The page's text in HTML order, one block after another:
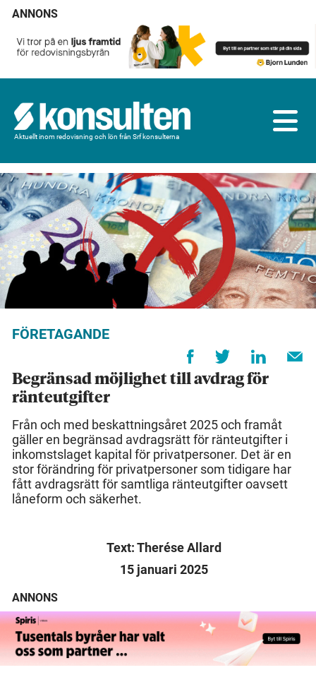
ANNONS
Aktuellt inom redovisning och lön från Srf konsulterna
FÖRETAGANDE
Begränsad möjlighet till avdrag för
ränteutgifter
Från och med beskattningsåret 2025 och framåt
gäller en begränsad avdragsrätt för ränteutgifter i
inkomstslaget kapital för privatpersoner. Det är en
stor förändring för privatpersoner som tidigare har
fått avdragsrätt för samtliga ränteutgifter oavsett
låneform och säkerhet.
Text: Therése Allard
15 januari 2025
ANNONS